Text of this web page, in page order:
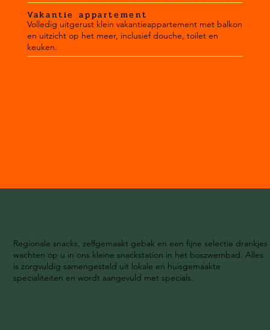
Vakantie appartement
Volledig uitgerust klein vakantieappartement met balkon
en uitzicht op het meer, inclusief douche, toilet en
keuken.
Regionale snacks, zelfgemaakt gebak en een fijne selectie drankjes
wachten op u in ons kleine snackstation in het boszwembad. Alles
is zorgvuldig samengesteld uit lokale en huisgemaakte
specialiteiten en wordt aangevuld met specials.